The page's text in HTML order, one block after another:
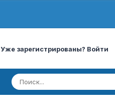
Уже зарегистрированы? Войти